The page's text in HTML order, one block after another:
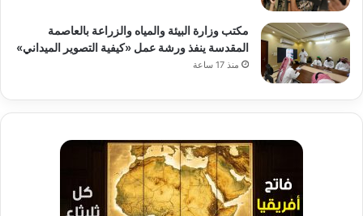
مكتب وزارة البيئة والمياه والزراعة بالعاصمة
المقدسة ينفذ ورشة عمل «كيفية التصوير الميداني»
منذ 17 ساعة